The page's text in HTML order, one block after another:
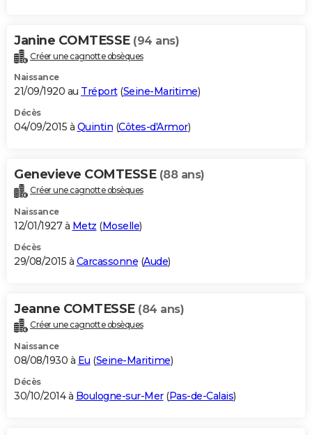
Janine COMTESSE (94 ans)
Créer une cagnotte obsèques
Naissance
21/09/1920 au Tréport(Seine-Maritime)
Décès
04/09/2015 à Quintin (Côtes-d'Armor)
Genevieve COMTESSE (88 ans)
Créer une cagnotte obsèques
Naissance
12/01/1927 à Metz (Moselle)
Décès
29/08/2015 à Carcassonne (Aude)
Jeanne COMTESSE (84 ans)
Créer une cagnotte obsèques
Naissance
08/08/1930 à Eu (Seine-Maritime)
Décès
30/10/2014 à Boulogne-sur-Mer(Pas-de-Calais)